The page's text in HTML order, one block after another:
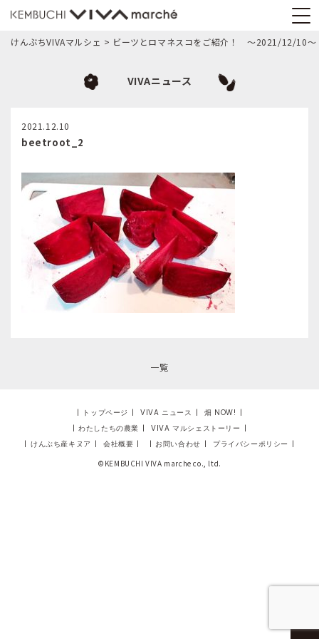
けんぶちVIVAマルシェ > ビーツとロマネスコをご紹介！ 〜2021/12/10〜
VIVAニュース
2021.12.10
beetroot_2
一覧
| トップページ | VIVA ニュース | 畑 NOW! |
| わたしたちの農業 | VIVA マルシェストーリー |
| けんぶち産キヌア | 会社概要 | | お問い合わせ | プライバシーポリシー |
©KEMBUCHI VIVA marche co., ltd.